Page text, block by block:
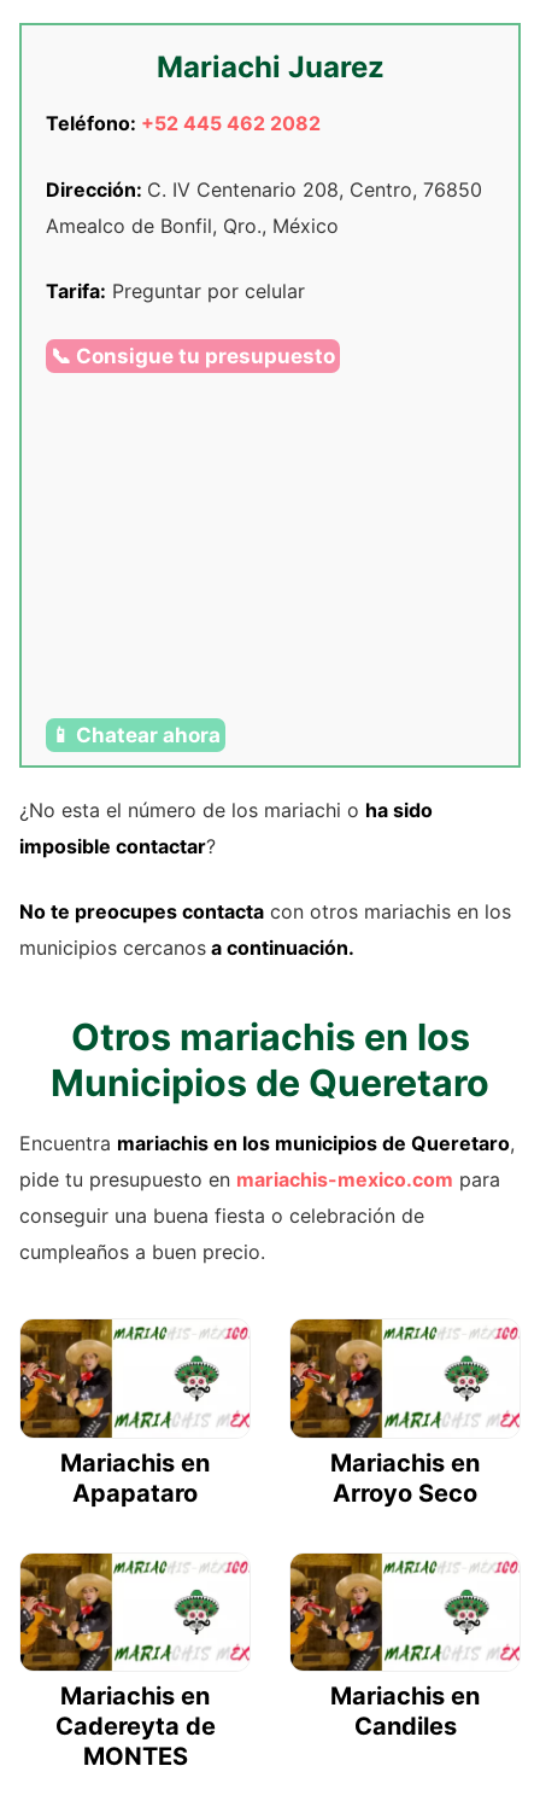
Mariachi Juarez
Teléfono: +52 445 462 2082
Dirección: C. IV Centenario 208, Centro, 76850
Amealco de Bonfil, Qro., México
Tarifa: Preguntar por celular
📞 Consigue tu presupuesto
📱 Chatear ahora
¿No esta el número de los mariachi o ha sido
imposible contactar?
No te preocupes contacta con otros mariachis en los
municipios cercanos a continuación.
Otros mariachis en los
Municipios de Queretaro
Encuentra mariachis en los municipios de Queretaro,
pide tu presupuesto en mariachis-mexico.com para
conseguir una buena fiesta o celebración de
cumpleaños a buen precio.
Mariachis en
Apapataro
Mariachis en
Arroyo Seco
Mariachis en
Cadereyta de
MONTES
Mariachis en
Candiles